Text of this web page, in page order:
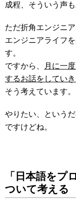
成程、そういう声
ただ折角エンジニ
エンジニアライフ
す。
ですから、
月に一
するお話をしていき
そう考えています。
やりたい、という
ですけどね。
「日本語をプ
ついて考える